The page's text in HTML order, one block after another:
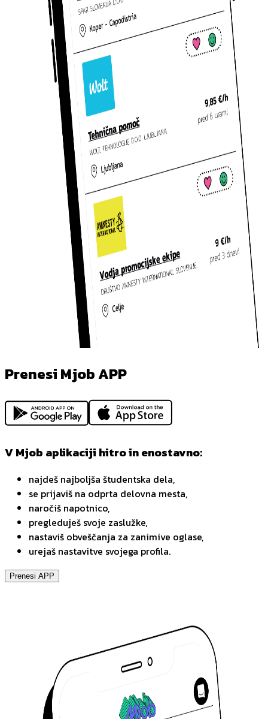
Prenesi Mjob APP
V Mjob aplikaciji hitro in enostavno:
najdeš najboljša študentska dela,
se prijaviš na odprta delovna mesta,
naročiš napotnico,
pregleduješ svoje zaslužke,
nastaviš obveščanja za zanimive oglase,
urejaš nastavitve svojega profila.
Prenesi APP